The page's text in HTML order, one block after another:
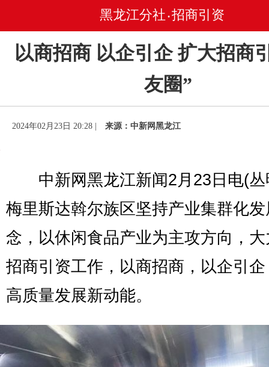
黑龙江分社 • 招商引资
以商招商 以企引企 扩大招商
友圈”
2024年02月23日 20:28 | 来源：中新网黑龙江
中新网黑龙江新闻2月23日电(丛
梅里斯达斡尔族区坚持产业集群化
念，以休闲食品产业为主攻方向，
招商引资工作，以商招商，以企引
高质量发展新动能。